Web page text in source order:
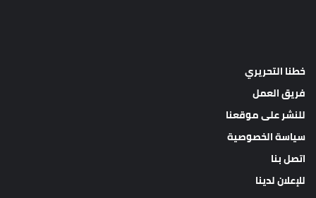
خطنا التحريري
فريق العمل
للنشر على موقعنا
سياسة الخصوصية
اتصل بنا
للإعلان لدينا